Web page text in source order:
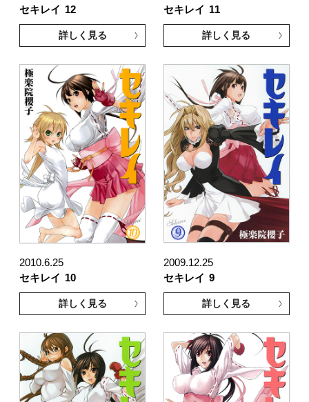
セキレイ 12
詳しく見る
セキレイ 11
詳しく見る
2010.6.25
セキレイ 10
詳しく見る
2009.12.25
セキレイ 9
詳しく見る